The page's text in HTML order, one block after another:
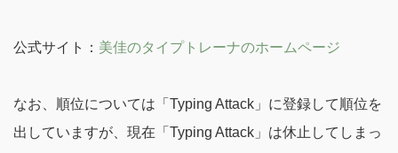
公式サイト： 美佳のタイプトレーナのホームページ
なお、順位については「Typing Attack」に登録して順位を
出していますが、現在「Typing Attack」は休止してしまっ